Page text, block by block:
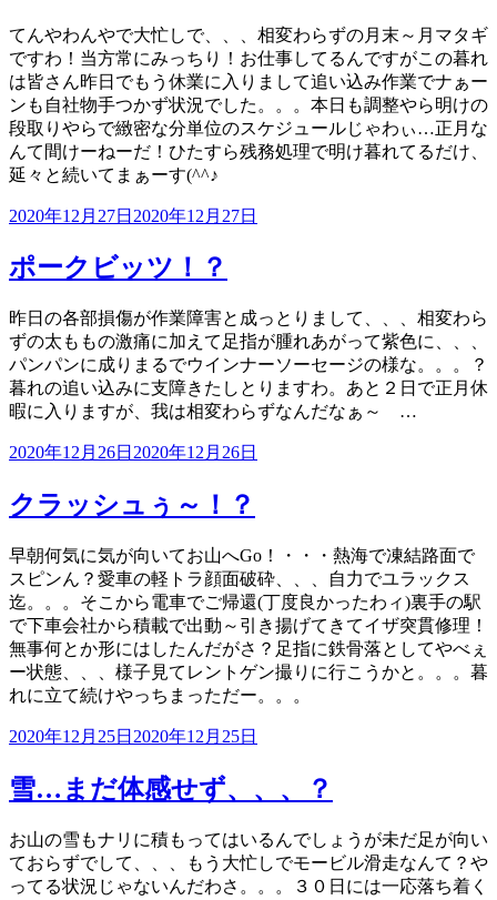
てんやわんやで大忙しで、、、相変わらずの月末～月マタギ
ですわ！当方常にみっちり！お仕事してるんですがこの暮れ
は皆さん昨日でもう休業に入りまして追い込み作業でナぁー
ンも自社物手つかず状況でした。。。本日も調整やら明けの
段取りやらで緻密な分単位のスケジュールじゃわぃ…正月な
んて間けーねーだ！ひたすら残務処理で明け暮れてるだけ、
延々と続いてまぁーす(^^♪
投
日:
2020年12月27日 2020年12月27日
ポークビッツ！？
昨日の各部損傷が作業障害と成っとりまして、、、相変わら
ずの太ももの激痛に加えて足指が腫れあがって紫色に、、、
パンパンに成りまるでウインナーソーセージの様な。。。？
暮れの追い込みに支障きたしとりますわ。あと２日で正月休
暇に入りますが、我は相変わらずなんだなぁ～ …
投
日:
2020年12月26日 2020年12月26日
クラッシュぅ～！？
早朝何気に気が向いてお山へGo！・・・熱海で凍結路面で
スピンん？愛車の軽トラ顔面破砕、、、自力でユラックス
迄。。。そこから電車でご帰還(丁度良かったわィ)裏手の駅
で下車会社から積載で出動～引き揚げてきてイザ突貫修理！
無事何とか形にはしたんだがさ？足指に鉄骨落としてやべぇ
ー状態、、、様子見てレントゲン撮りに行こうかと。。。暮
れに立て続けやっちまっただー。。。
投
日:
2020年12月25日 2020年12月25日
雪…まだ体感せず、、、？
お山の雪もナリに積もってはいるんでしょうが未だ足が向い
ておらずでして、、、もう大忙しでモービル滑走なんて？や
ってる状況じゃないんだわさ。。。３０日には一応落ち着く